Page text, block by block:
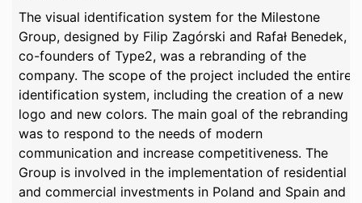
The visual identification system for the Milestone
Group, designed by Filip Zagórski and Rafał Benedek,
co-founders of Type2, was a rebranding of the
company. The scope of the project included the entire
identification system, including the creation of a new
logo and new colors. The main goal of the rebranding
was to respond to the needs of modern
communication and increase competitiveness. The
Group is involved in the implementation of residential
and commercial investments in Poland and Spain and